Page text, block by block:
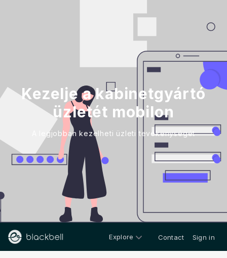
Kezelje a kabinetgyártó
üzletét mobilon
A legjobban kezelheti üzleti tevékenységét
Explore Contact Sign in